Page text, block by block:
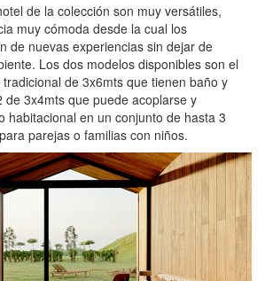
de la colección son muy versátiles,
muy cómoda desde la cual los
de nuevas experiencias sin dejar de
Los dos modelos disponibles son el
de 3x6mts que tienen baño y
de 3x4mts que puede acoplarse y
habitacional en un conjunto de hasta 3
parejas o familias con niños.